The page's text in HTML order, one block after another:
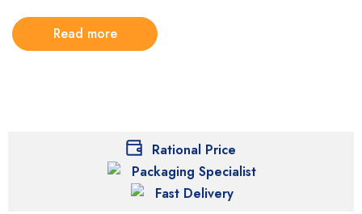
Read more
Rational Price
Packaging Specialist
Fast Delivery